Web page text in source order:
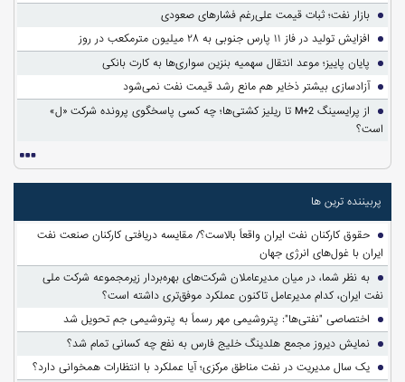
بازار نفت؛ ثبات قیمت علی‌رغم فشارهای صعودی
افزایش تولید در فاز ۱۱ پارس جنوبی به ۲۸ میلیون مترمکعب در روز
پایان پاییز؛ موعد انتقال سهمیه بنزین سواری‌ها به کارت بانکی
آزادسازی بیشتر ذخایر هم مانع رشد قیمت نفت نمی‌شود
از پرایسینگ M+2 تا ریلیز کشتی‌ها؛ چه کسی پاسخگوی پرونده شرکت «ل»
است؟
پربیننده ترین ها
حقوق کارکنان نفت ایران واقعاً بالاست؟/ مقایسه دریافتی کارکنان صنعت نفت
ایران با غول‌های انرژی جهان
به نظر شما، در میان مدیرعاملان شرکت‌های بهره‌بردار زیرمجموعه شرکت ملی
نفت ایران، کدام مدیرعامل تاکنون عملکرد موفق‌تری داشته است؟
اختصاصی "نفتی‌ها": پتروشیمی مهر رسماً به پتروشیمی جم تحویل شد
نمایش دیروز مجمع هلدینگ خلیج فارس به نفع چه کسانی تمام شد؟
یک سال مدیریت در نفت مناطق مرکزی؛ آیا عملکرد با انتظارات همخوانی دارد؟